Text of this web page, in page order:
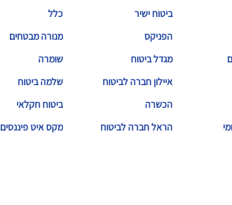
ביטוח ישיר
הפניקס
מגדל ביטוח
איילון חברה לביטוח
הכשרה
הראל חברה לביטוח
כלל
מנורה מבטחים
שומרה
שלמה ביטוח
ביטוח חקלאי
מקס איט פיננסים